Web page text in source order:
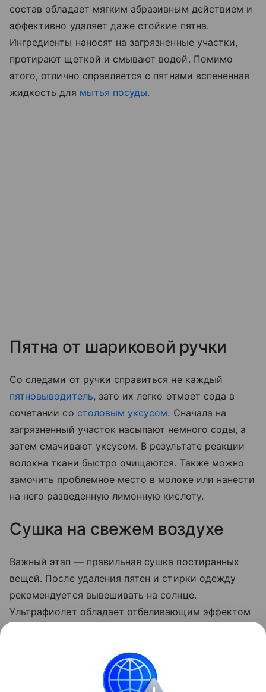
состав обладает мягким абразивным действием и
эффективно удаляет даже стойкие пятна.
Ингредиенты наносят на загрязненные участки,
протирают щеткой и смывают водой. Помимо
этого, отлично справляется с пятнами вспененная
жидкость для мытья посуды.
Пятна от шариковой ручки
Со следами от ручки справиться не каждый
пятновыводитель, зато их легко отмоет сода в
сочетании со столовым уксусом. Сначала на
загрязненный участок насыпают немного соды, а
затем смачивают уксусом. В результате реакции
волокна ткани быстро очищаются. Также можно
замочить проблемное место в молоке или нанести
на него разведенную лимонную кислоту.
Сушка на свежем воздухе
Важный этап — правильная сушка постиранных
вещей. После удаления пятен и стирки одежду
рекомендуется вывешивать на солнце.
Ультрафиолет обладает отбеливающим эффектом
того, сушка на свежем воздухе предотвращает
появление неприятного затхлого запаха.